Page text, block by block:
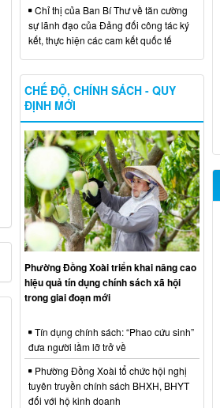
Chỉ thị của Ban Bí Thư về tăn cường
sự lãnh đạo của Đảng đối công tác ký
kết, thực hiện các cam kết quốc tế
CHẾ ĐỘ, CHÍNH SÁCH - QUY
ĐỊNH MỚI
Phường Đồng Xoài triển khai nâng cao
hiệu quả tín dụng chính sách xã hội
trong giai đoạn mới
Tín dụng chính sách: “Phao cứu sinh”
đưa người lầm lỡ trở về
Phường Đồng Xoài tổ chức hội nghị
tuyên truyền chính sách BHXH, BHYT
đối với hộ kinh doanh